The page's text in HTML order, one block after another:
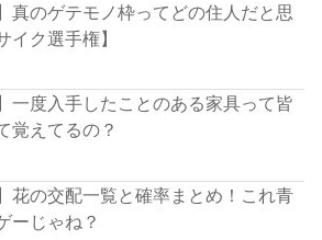
真のゲテモノ枠ってどの住人だと思
イク選手権】
一度入手したことのある家具って皆
覚えてるの？
花の交配一覧と確率まとめ！これ青
ーじゃね？